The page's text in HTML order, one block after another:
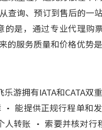
查询、预订到售后的一
是，通过专业代理购
服务质量和价格优势是
游拥有IATA和CATA
能提供正规行程单和
转账 • 索要并核对行